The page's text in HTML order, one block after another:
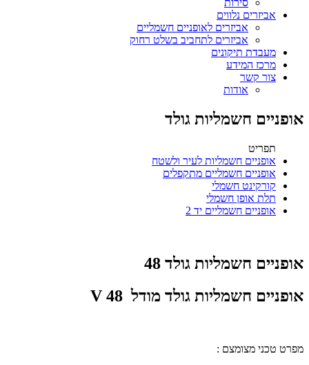
סירות
אביזרים נלווים
אביזרים לאופניים חשמליים
אביזרים לתחביב בשלט רחוק
מעבדת תיקונים
מרכז המידע
צור קשר
אודות
אופניים חשמליות גולד
תפריט
אופניים חשמליות לעיר ולשטח
אופניים חשמליים מתקפלים
קורקינט חשמלי
תלת אופן חשמלי
אופניים חשמליים יד 2
אופניים חשמליות גולד 48
אופניים חשמליות גולד מודל V 48
מפרט טכני מצומצם :